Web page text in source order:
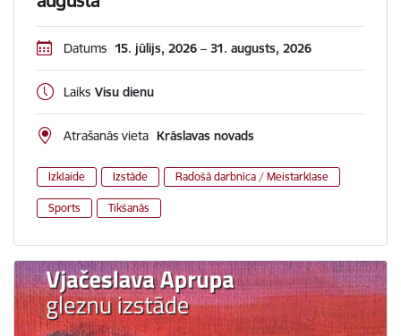
Datums 15. jūlijs, 2026 – 31. augusts, 2026
Laiks Visu dienu
Atrašanās vieta Krāslavas novads
Izklaide Izstāde Radošā darbnīca / Meistarklase
Sports Tikšanās